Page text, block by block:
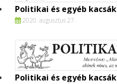
Politikai és egyéb kacsák
2020. augusztus 27.
Politikai és egyéb kacsák